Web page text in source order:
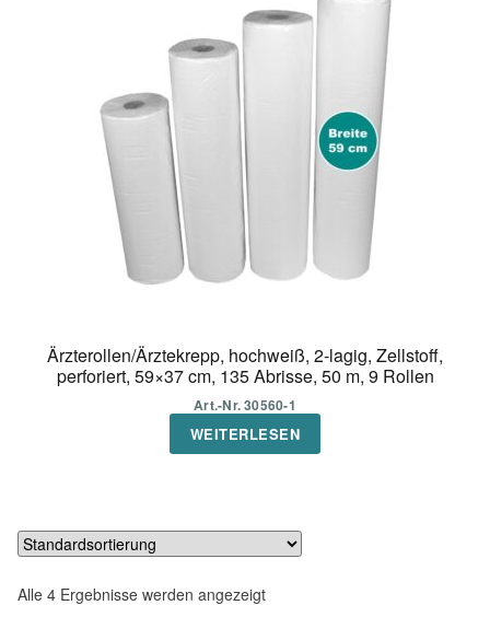
Ärzterollen/Ärztekrepp, hochweiß, 2-lagig, Zellstoff,
perforiert, 59×37 cm, 135 Abrisse, 50 m, 9 Rollen
Art.-Nr. 30560-1
WEITERLESEN
Alle 4 Ergebnisse werden angezeigt